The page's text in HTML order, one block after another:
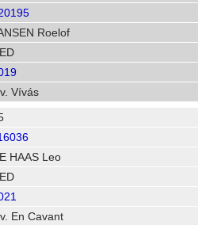
Roelof
Vívás
HAAS Leo
En Cavant